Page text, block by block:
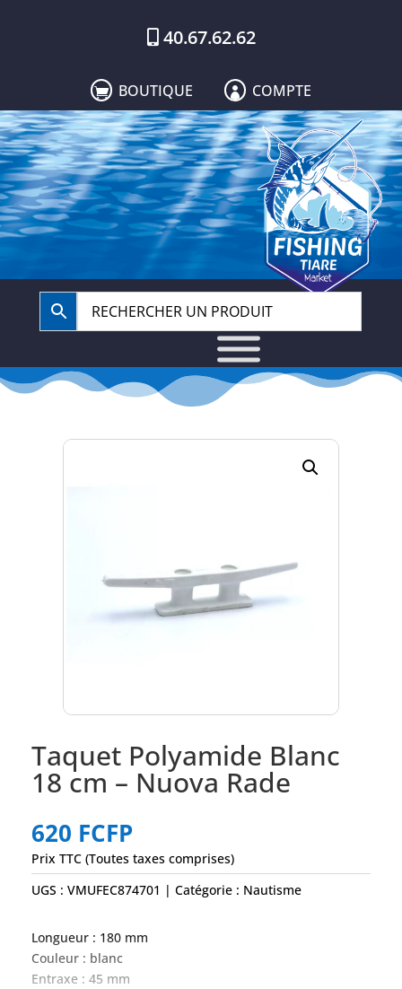
40.67.62.62
 BOUTIQUE  COMPTE
Taquet Polyamide Blanc
18 cm – Nuova Rade
620 FCFP
Prix TTC (Toutes taxes comprises)
UGS :VMUFEC874701 Catégorie : Nautisme
Longueur : 180 mm
Couleur : blanc
Entraxe : 45 mm